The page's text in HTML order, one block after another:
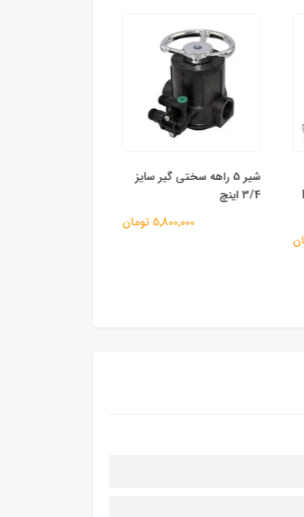
شیر 5 راهه سختی گیر سایز
3/4 اینچ
5,800,000 تومان